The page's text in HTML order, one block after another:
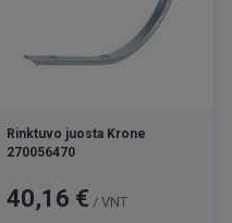
Rinktuvo juosta Krone
270056470
Kaina
40,16 € / VNT